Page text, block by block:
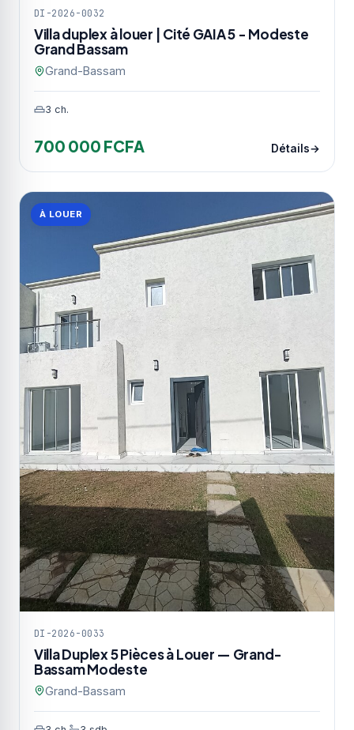
DI-2026-0032
Villa duplex à louer | Cité GAIA 5 - Modeste
Grand Bassam
Grand-Bassam
3 ch.
700 000 FCFA Détails
À LOUER
DI-2026-0033
Villa Duplex 5 Pièces à Louer — Grand-
Bassam Modeste
Grand-Bassam